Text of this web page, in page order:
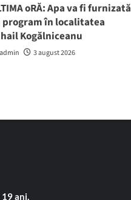
oRĂ: Apa va fi furnizată
program în localitatea
Kogălniceanu
admin 3 august 2026
ani,